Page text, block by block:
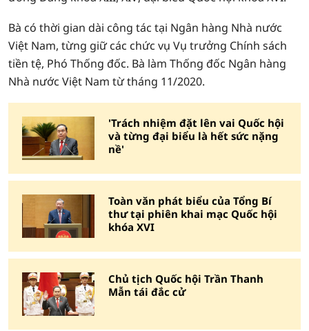
Bà có thời gian dài công tác tại Ngân hàng Nhà nước
Việt Nam, từng giữ các chức vụ Vụ trưởng Chính sách
tiền tệ, Phó Thống đốc. Bà làm Thống đốc Ngân hàng
Nhà nước Việt Nam từ tháng 11/2020.
'Trách nhiệm đặt lên vai Quốc hội
và từng đại biểu là hết sức nặng
nề'
Toàn văn phát biểu của Tổng Bí
thư tại phiên khai mạc Quốc hội
khóa XVI
Chủ tịch Quốc hội Trần Thanh
Mẫn tái đắc cử